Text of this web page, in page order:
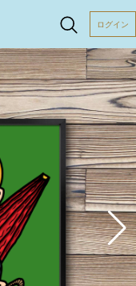
ログイン